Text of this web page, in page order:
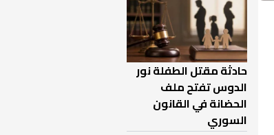
حادثة مقتل الطفلة نور
الدوس تفتح ملف
الحضانة في القانون
السوري